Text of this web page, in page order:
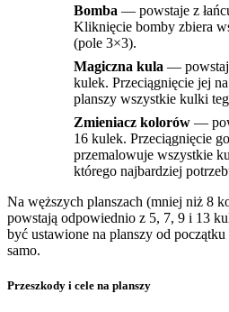
Bomba — powstaje z
Kliknięcie bomby zbiera
(pole 3×3).
Magiczna kula —
kulek. Przeciągnięcie jej
planszy wszystkie kulki
Zmieniacz kolorów —
16 kulek. Przeciągnięcie
przemalowuje wszystkie
którego najbardziej
Na węższych planszach (mniej niż 8
powstają odpowiednio z 5, 7, 9 i 13
być ustawione na planszy od
samo.
Przeszkody i cele na planszy